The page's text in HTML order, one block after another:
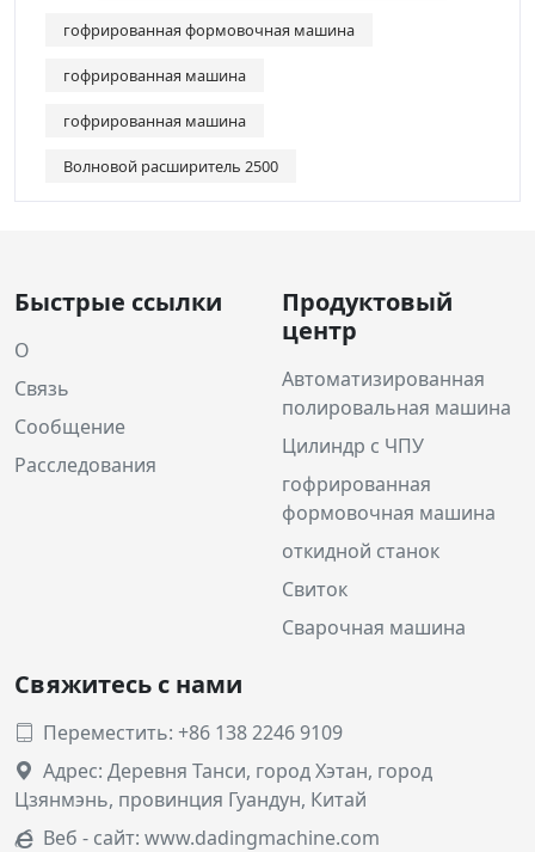
гофрированная формовочная машина
гофрированная машина
гофрированная машина
Волновой расширитель 2500
Быстрые ссылки
О
Связь
Сообщение
Расследования
Продуктовый
центр
Автоматизированная
полировальная машина
Цилиндр с ЧПУ
гофрированная
формовочная машина
откидной станок
Свиток
Сварочная машина
Свяжитесь с нами
 Переместить: +86 138 2246 9109

Адрес: Деревня Танси, город Хэтан, город
Цзянмэнь, провинция Гуандун, Китай
 Веб - сайт: www.dadingmachine.com